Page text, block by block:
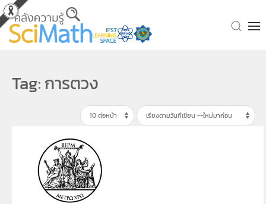
Skip to main content
Tag: การตวง